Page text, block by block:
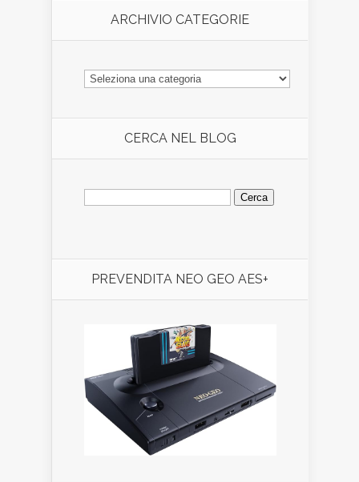
ARCHIVIO CATEGORIE
ARCHIVIO
CATEGORIE
CERCA NEL BLOG
Ricerca
per:
PREVENDITA NEO GEO AES+